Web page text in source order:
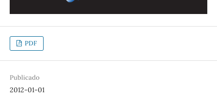
PDF
Publicado
2012-01-01